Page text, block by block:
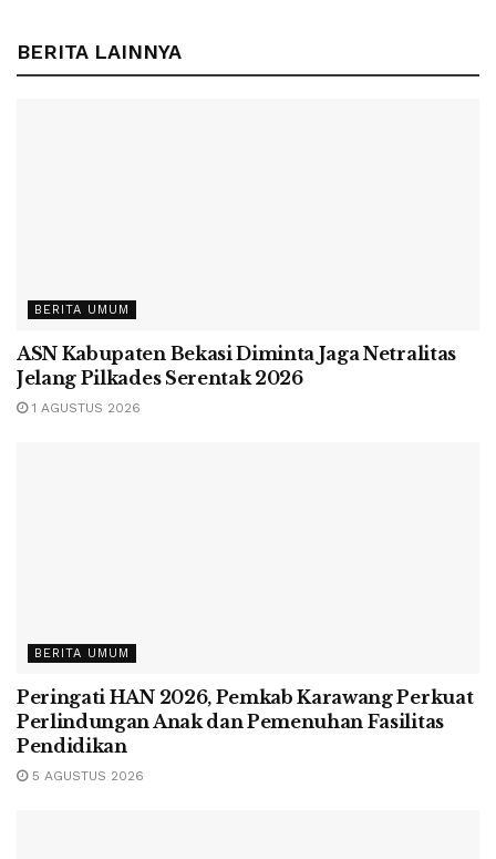
BERITA LAINNYA
BERITA UMUM
ASN Kabupaten Bekasi Diminta Jaga Netralitas
Jelang Pilkades Serentak 2026
1 AGUSTUS 2026
BERITA UMUM
Peringati HAN 2026, Pemkab Karawang Perkuat
Perlindungan Anak dan Pemenuhan Fasilitas
Pendidikan
5 AGUSTUS 2026